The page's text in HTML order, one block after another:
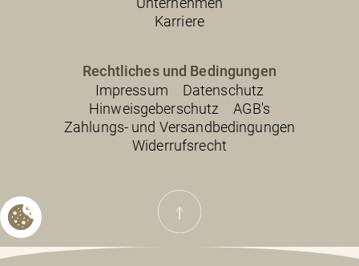
Karriere
Rechtliches und Bedingungen
Impressum
Datenschutz
Hinweisgeberschutz
AGB's
Zahlungs- und Versandbedingungen
Widerrufsrecht